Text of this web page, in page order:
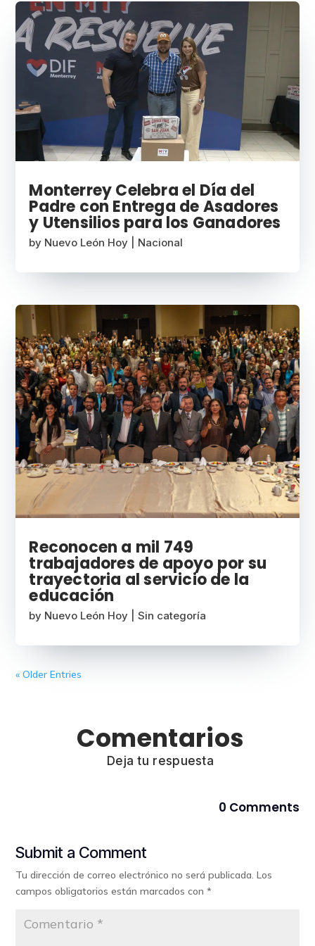
Monterrey Celebra el Día del
Padre con Entrega de Asadores
y Utensilios para los Ganadores
by Nuevo León Hoy Nacional
Reconocen a mil 749
trabajadores de apoyo por su
trayectoria al servicio de la
educación
by Nuevo León Hoy |Sin categoría
« Older Entries
Comentarios
Deja tu respuesta
0 Comments
Submit a Comment
Tu dirección de correo electrónico no será publicada. Los
campos obligatorios están marcados con*